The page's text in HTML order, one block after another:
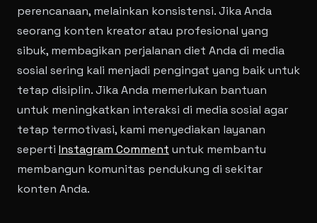
perencanaan, melainkan konsistensi. Jika Anda
seorang konten kreator atau profesional yang
sibuk, membagikan perjalanan diet Anda di media
sosial sering kali menjadi pengingat yang baik untuk
tetap disiplin. Jika Anda memerlukan bantuan
untuk meningkatkan interaksi di media sosial agar
tetap termotivasi, kami menyediakan layanan
seperti Instagram Comment untuk membantu
membangun komunitas pendukung di sekitar
konten Anda.